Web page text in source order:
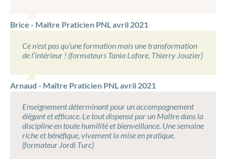
Brice - Maître Praticien PNL avril 2021
Ce n’est pas qu’une formation mais une transformation
de l’intérieur ! (formateurs Tania Lafore, Thierry Jouzier)
Arnaud - Maître Praticien PNL avril 2021
Enseignement déterminant pour un accompagnement
élégant et efficace. Le tout dispensé par un Maître dans la
discipline en toute humilité et bienveillance. Une semaine
riche et bénéfique, vivement la mise en pratique.
(formateur Jordi Turc)